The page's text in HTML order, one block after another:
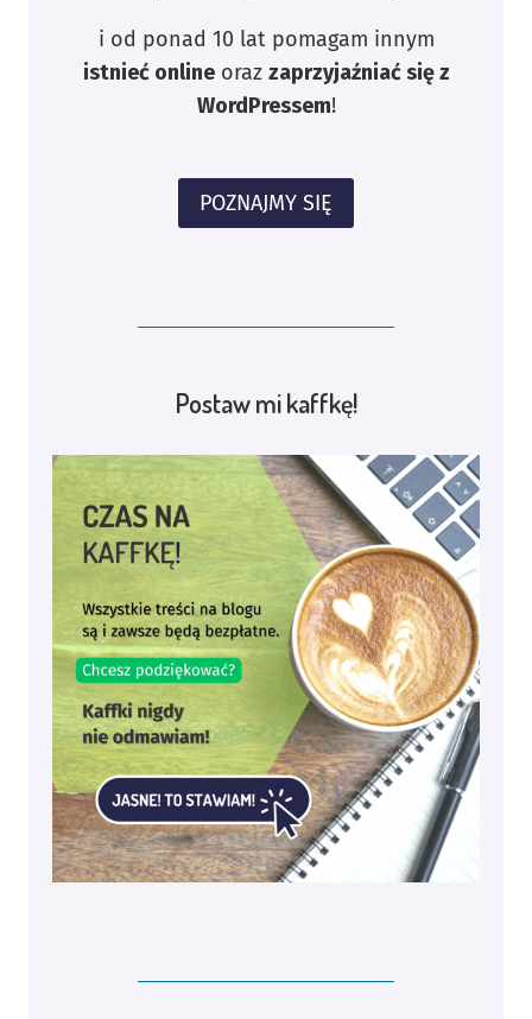
i od ponad 10 lat pomagam innym
istnieć onlineoraz zaprzyjaźniać się z
WordPressem!
POZNAJMY SIĘ
Postaw mi kaffkę!